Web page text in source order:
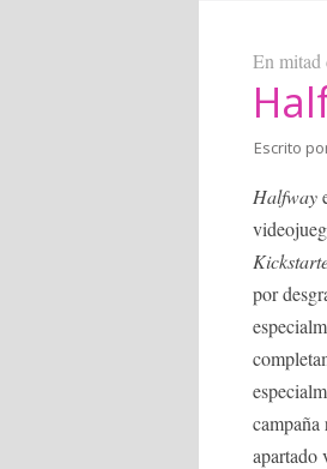
En mitad
Escrito
Halfway
por
campaña
apartado